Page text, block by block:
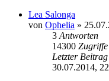
Lea Salonga
von Ophelia »
3 Antworten
14300 Zugriffe
Letzter Beitrag
30.07.2014,